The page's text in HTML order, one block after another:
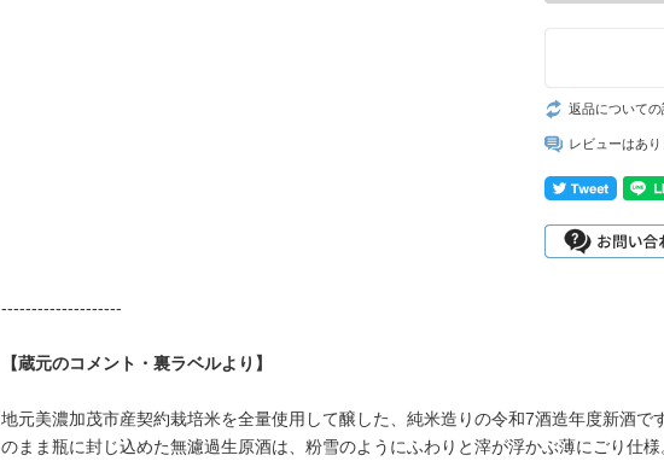
返品について
レビューはあり
--------------------
【蔵元のコメント・裏ラベルより】
地元美濃加茂市産契約栽培米を全量使用して醸した、純米造りの令和7酒造年度新酒
のまま瓶に封じ込めた無濾過生原酒は、粉雪のようにふわりと滓が浮かぶ薄にごり仕